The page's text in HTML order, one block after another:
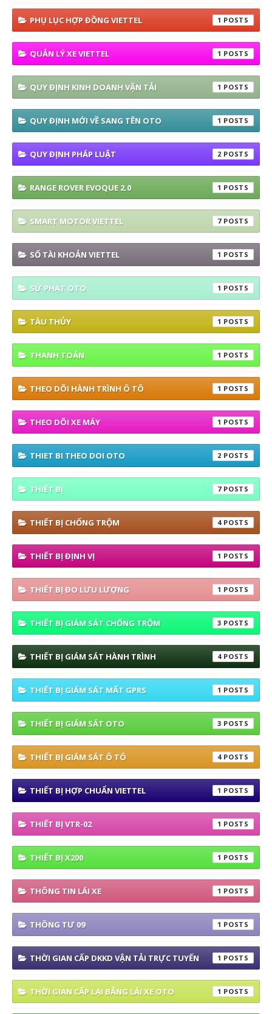
PHỤ LỤC HỢP ĐỒNG VIETTEL 1
QUẢN LÝ XE VIETTEL 1
QUY ĐỊNH KINH DOANH VẬN TẢI 1
QUY ĐỊNH MỚI VỀ SANG TÊN OTO 1
QUY ĐỊNH PHÁP LUẬT 2
RANGE ROVER EVOQUE 2.0 1
SMART MOTOR VIETTEL 7
SỐ TÀI KHOẢN VIETTEL 1
SỬ PHẠT OTO 1
TÀU THỦY 1
THANH TOÁN 1
THEO DÕI HÀNH TRÌNH Ô TÔ 1
THEO DÕI XE MÁY 1
THIET BI THEO DOI OTO 2
THIẾT BỊ 7
THIẾT BỊ CHỐNG TRỘM 4
THIẾT BỊ ĐỊNH VỊ 1
THIẾT BỊ ĐO LƯU LƯỢNG 1
THIẾT BỊ GIÁM SÁT CHỐNG TRỘM 3
THIẾT BỊ GIÁM SÁT HÀNH TRÌNH 4
THIẾT BỊ GIÁM SÁT MẤT GPRS 1
THIẾT BỊ GIÁM SÁT OTO 3
THIẾT BỊ GIÁM SÁT Ô TÔ 4
THIẾT BỊ HỢP CHUẨN VIETTEL 1
THIẾT BỊ VTR-02 1
THIẾT BỊ X200 1
THÔNG TIN LÁI XE 1
THÔNG TƯ 09 1
THỜI GIAN CẤP DKKD VẬN TẢI TRỰC TUYẾN 1
THỜI GIAN CẤP LẠI BẰNG LÁI XE OTO 1